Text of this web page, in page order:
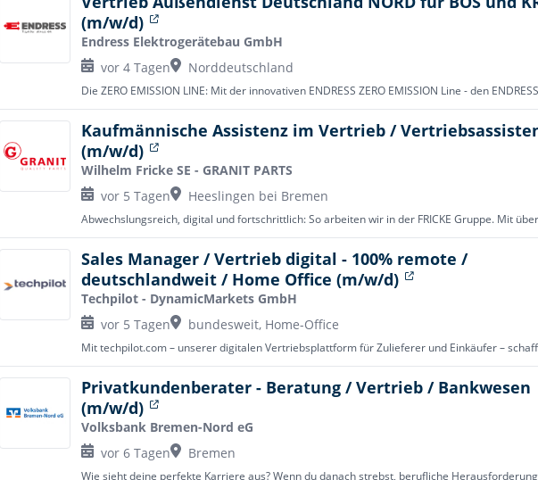
(m/w/d)
Endress Elektrogerätebau GmbH
vor 4 Tagen
Norddeutschland
Kaufmännische Assistenz im Vertrieb /
(m/w/d)
Wilhelm Fricke SE - GRANIT PARTS
vor 5 Tagen
Heeslingen bei Bremen
Sales Manager / Vertrieb digital - 100% remote /
deutschlandweit / Home Office (m/w/d)
Techpilot - DynamicMarkets GmbH
vor 5 Tagen
bundesweit, Home-Office
Privatkundenberater - Beratung / Vertrieb / Bankwesen
(m/w/d)
Volksbank Bremen-Nord eG
vor 6 Tagen
Bremen